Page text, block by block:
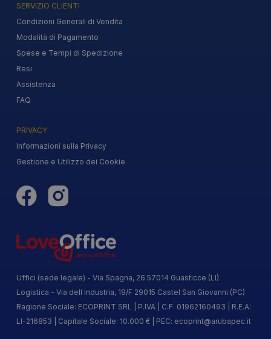
SERVIZIO CLIENTI
Condizioni Generali di Vendita
Modalità di Pagamento
Spese e Tempi di Spedizione
Resi
Assistenza
FAQ
PRIVACY
Informazioni sulla Privacy
Gestione e Utilizzo dei Cookie
Uffici (sede legale) - Via Spagna, 26 57014 Guasticce (LI)
Logistica - Via dell Industria, 19/F 29015 Castel San Giovanni (PC)
Ragione Sociale: ECOPRINT SRL | P.IVA | C.F. 01962160493 | R.E.A:
LI-216853 | Capitale Sociale: 10.000 € | PEC: ecoprint@arubapec.it